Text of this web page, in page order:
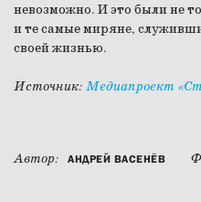
невозможно. И это были не
и те самые миряне,
своей жизнью.
Источник: Медиапроект
Автор: АНДРЕЙ ВАСЕНЁВ